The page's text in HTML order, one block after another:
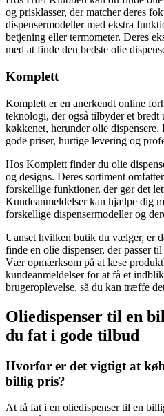
og prisklasser, der matcher deres
dispensermodeller med ekstra
betjening eller termometer. Deres
med at finde den bedste olie
Komplett
Komplett er en anerkendt online
teknologi, der også tilbyder et
køkkenet, herunder olie
gode priser, hurtige levering og
Hos Komplett finder du olie
og designs. Deres sortiment
forskellige funktioner, der gør det
Kundeanmeldelser kan hjælpe dig
forskellige dispensermodeller og
Uanset hvilken butik du vælger, er
finde en olie dispenser, der passer
Vær opmærksom på at læse
kundeanmeldelser for at få et
brugeroplevelse, så du kan træffe
Oliedispenser til en
du fat i gode tilbud
Hvorfor er det vigtigt at
billig pris?
At få fat i en oliedispenser til en